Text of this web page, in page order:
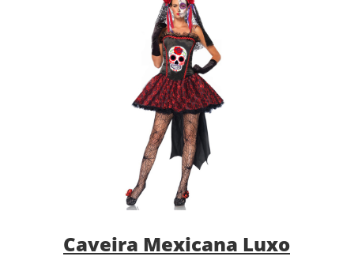
Caveira Mexicana Luxo